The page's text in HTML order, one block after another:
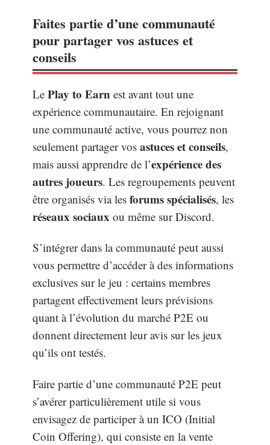
Faites partie d’une communauté
pour partager vos astuces et
conseils
Le Play to Earn est avant tout une
expérience communautaire. En rejoignant
une communauté active, vous pourrez non
seulement partager vos astuces et conseils,
mais aussi apprendre de l’expérience des
autres joueurs. Les regroupements peuvent
être organisés via les forums spécialisés, les
réseaux sociaux ou même sur Discord.
S’intégrer dans la communauté peut aussi
vous permettre d’accéder à des informations
exclusives sur le jeu : certains membres
partagent effectivement leurs prévisions
quant à l’évolution du marché P2E ou
donnent directement leur avis sur les jeux
qu’ils ont testés.
Faire partie d’une communauté P2E peut
s’avérer particulièrement utile si vous
envisagez de participer à un ICO (Initial
Coin Offering), qui consiste en la vente